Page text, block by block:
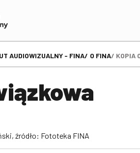
AUDIOWIZUALNY - FINA O FINA KOPIA
źródło: Fototeka FINA